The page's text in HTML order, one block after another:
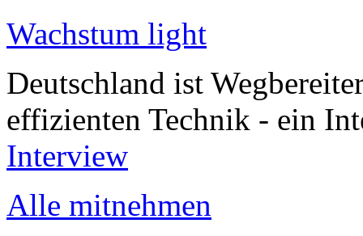
Wachstum light
Deutschland ist
effizienten Technik - ein
Interview
Alle mitnehmen